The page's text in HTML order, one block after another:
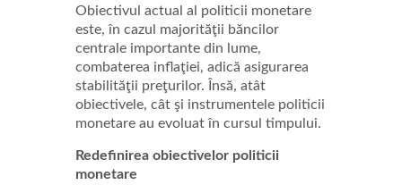
Obiectivul actual al politicii monetare
este, în cazul majorităţii băncilor
centrale importante din lume,
combaterea inflaţiei, adică asigurarea
stabilităţii preţurilor. Însă, atât
obiectivele, cât şi instrumentele politicii
monetare au evoluat în cursul timpului.
Redefinirea obiectivelor politicii
monetare